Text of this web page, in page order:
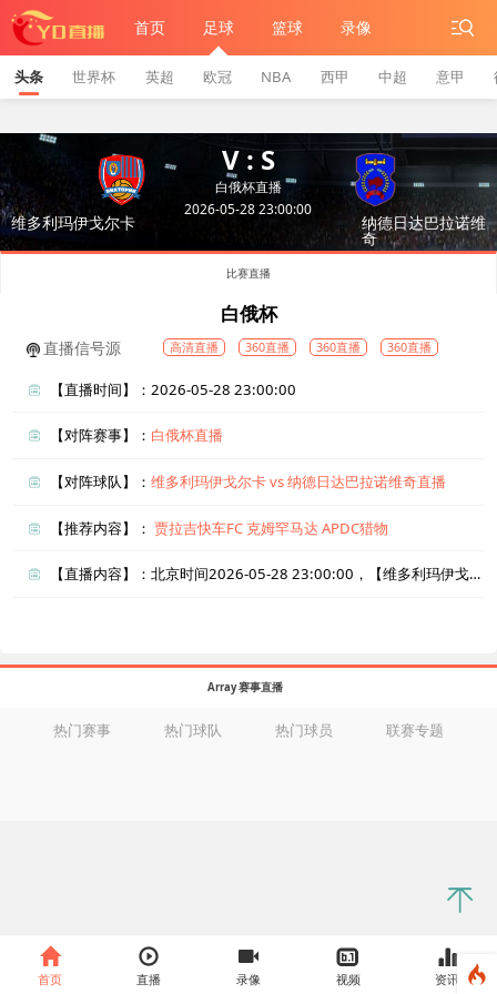
首页 足球 篮球 录像
头条 世界杯 英超 欧冠 NBA 西甲 中超 意甲
维多利玛伊戈尔卡
V : S
白俄杯直播
2026-05-28 23:00:00
纳德日达巴拉诺维
奇
比赛直播
白俄杯
直播信号源 高清直播 360直播 360直播 360直播
【直播时间】：2026-05-28 23:00:00
【对阵赛事】： 白俄杯直播
【对阵球队】：维多利玛伊戈尔卡 vs 纳德日达巴拉诺维奇直播
【推荐内容】：贾拉吉快车FC 克姆罕马达 APDC猎物
【直播内容】：北京时间2026-05-28 23:00:00，【维多利玛伊戈尔卡vs纳德日达巴拉诺维奇】直播准时在线播放，喜欢看比赛的朋友可以提前收藏本页面以免错过直播。盈点直播网_足球直播还为您在本页面索引了相关直播、维多利玛伊戈尔卡直播、纳德日达巴拉诺维奇直播的近期比赛列表以及两队历史交锋、两队赛程。
Array 赛事直播
首页 直播 录像 视频 资讯
热门赛事 热门球队 热门球员 联赛专题